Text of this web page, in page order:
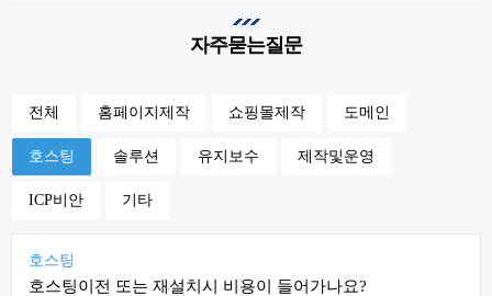
자주묻는질문
전체 홈페이지제작 쇼핑몰제작 도메인
호스팅 솔루션 유지보수 제작및운영
ICP비안 기타
호스팅
호스팅이전 또는 재설치시 비용이 들어가나요?